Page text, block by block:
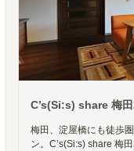
C’s(Si:s) share 梅
梅田、淀屋橋にも徒歩
ン。C’s(Si:s) share 梅